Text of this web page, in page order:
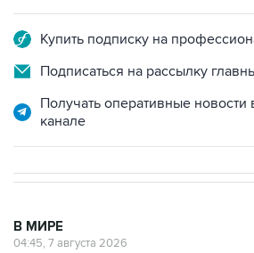
Купить подписку на
Подписаться на рассылку
Получать оперативные
канале
В МИРЕ
04:45, 7 августа 2026